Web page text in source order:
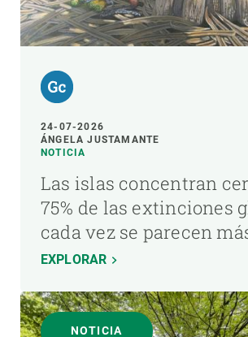
24-07-2026
ÁNGELA JUSTAMANTE
NOTICIA
Las islas concentran
75% de las extinciones
cada vez se parecen
EXPLORAR
NOTICIA